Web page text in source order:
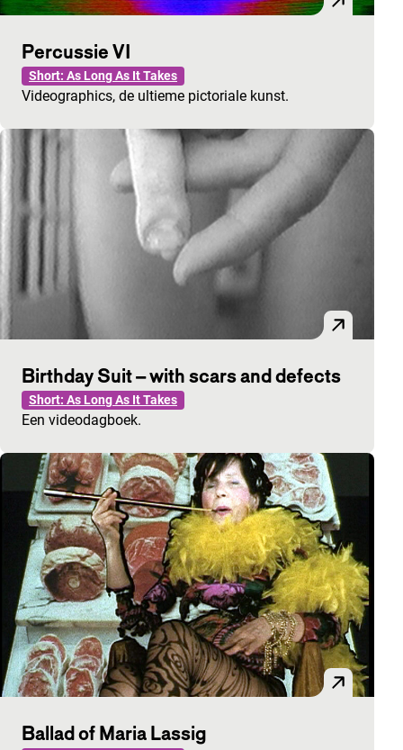
Percussie VI
Short: As Long As It Takes
Videographics, de ultieme pictoriale kunst.
Birthday Suit – with scars and defects
Short: As Long As It Takes
Een videodagboek.
Ballad of Maria Lassig